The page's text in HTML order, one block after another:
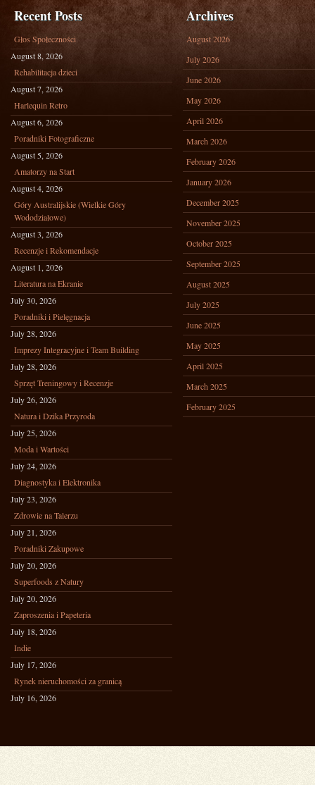
Recent Posts
Głos Społeczności
August 8, 2026
Rehabilitacja dzieci
August 7, 2026
Harlequin Retro
August 6, 2026
Poradniki Fotograficzne
August 5, 2026
Amatorzy na Start
August 4, 2026
Góry Australijskie (Wielkie Góry
Wododziałowe)
August 3, 2026
Recenzje i Rekomendacje
August 1, 2026
Literatura na Ekranie
July 30, 2026
Poradniki i Pielęgnacja
July 28, 2026
Imprezy Integracyjne i Team Building
July 28, 2026
Sprzęt Treningowy i Recenzje
July 26, 2026
Natura i Dzika Przyroda
July 25, 2026
Moda i Wartości
July 24, 2026
Diagnostyka i Elektronika
July 23, 2026
Zdrowie na Talerzu
July 21, 2026
Poradniki Zakupowe
July 20, 2026
Superfoods z Natury
July 20, 2026
Zaproszenia i Papeteria
July 18, 2026
Indie
July 17, 2026
Rynek nieruchomości za granicą
July 16, 2026
Archives
August 2026
July 2026
June 2026
May 2026
April 2026
March 2026
February 2026
January 2026
December 2025
November 2025
October 2025
September 2025
August 2025
July 2025
June 2025
May 2025
April 2025
March 2025
February 2025